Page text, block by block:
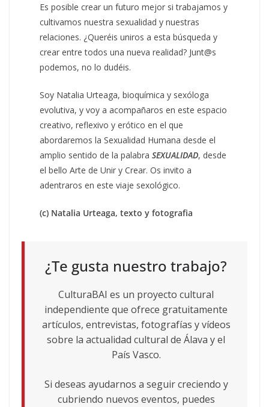
Es posible crear un futuro mejor si trabajamos y
cultivamos nuestra sexualidad y nuestras
relaciones. ¿Queréis uniros a esta búsqueda y
crear entre todos una nueva realidad? Junt@s
podemos, no lo dudéis.
Soy Natalia Urteaga, bioquímica y sexóloga
evolutiva, y voy a acompañaros en este espacio
creativo, reflexivo y erótico en el que
abordaremos la Sexualidad Humana desde el
amplio sentido de la palabraSEXUALIDAD, desde
el bello Arte de Unir y Crear. Os invito a
adentraros en este viaje sexológico.
(c) Natalia Urteaga, texto y fotografia
¿Te gusta nuestro trabajo?
CulturaBAI es un proyecto cultural
independiente que ofrece gratuitamente
artículos, entrevistas, fotografías y vídeos
sobre la actualidad cultural de Álava y el
País Vasco.
Si deseas ayudarnos a seguir creciendo y
cubriendo nuevos eventos, puedes